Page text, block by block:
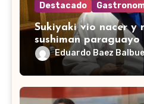
Destacado
Sukiyaki vio nacer y
sushiman paraguayo
Eduardo Baez